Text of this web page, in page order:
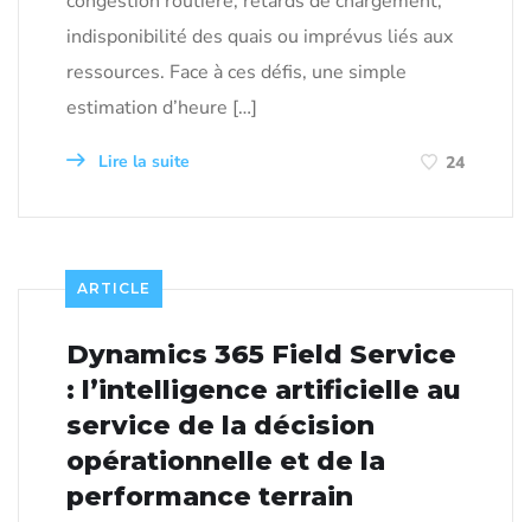
indisponibilité des quais ou imprévus liés aux
ressources. Face à ces défis, une simple
estimation d’heure […]
Lire la suite 24
ARTICLE
Dynamics 365 Field Service
: l’intelligence artificielle au
service de la décision
opérationnelle et de la
performance terrain